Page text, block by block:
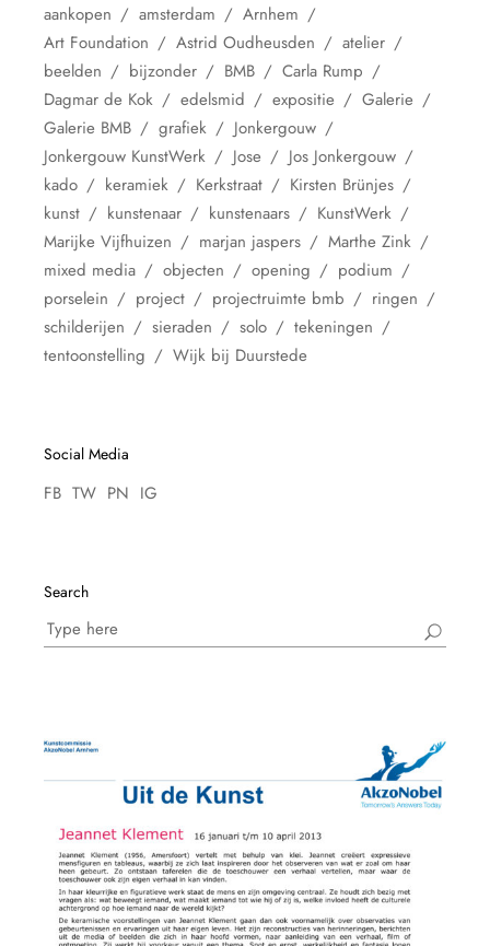
aankopen amsterdam
Arnhem
Art Foundation
Astrid Oudheusden
atelier
beelden
bijzonder BMB
Carla Rump
Dagmar de Kok
edelsmid expositie
Galerie
Galerie BMB
grafiek
Jonkergouw
Jonkergouw KunstWerk
Jose
Jos Jonkergouw
kado
keramiek Kerkstraat
Kirsten Brünjes
kunst
kunstenaar kunstenaars
KunstWerk
Marijke Vijfhuizen
marjan jaspers
Marthe Zink
mixed media
objecten opening
podium
porselein
project projectruimte bmb
ringen
schilderijen
sieraden solo
tekeningen
tentoonstelling
Wijk bij Duurstede
Social Media
FB TW PN IG
Search
Search
for: